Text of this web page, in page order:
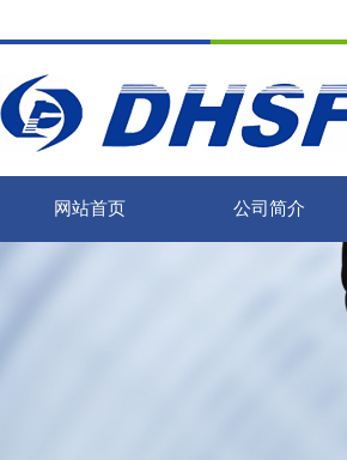
网站首页 公司简介